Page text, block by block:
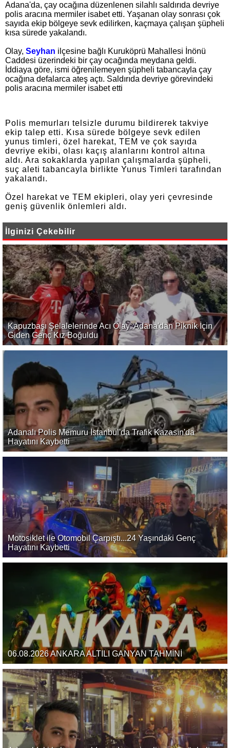
Adana'da, çay ocağına düzenlenen silahlı saldırıda devriye
polis aracına mermiler isabet etti. Yaşanan olay sonrası çok
sayıda ekip bölgeye sevk edilirken, kaçmaya çalışan şüpheli
kısa sürede yakalandı.
Olay, Seyhan ilçesine bağlı Kuruköprü Mahallesi İnönü
Caddesi üzerindeki bir çay ocağında meydana geldi.
İddiaya göre, ismi öğrenilemeyen şüpheli tabancayla çay
ocağına defalarca ateş açtı. Saldırıda devriye görevindeki
polis aracına mermiler isabet etti
Polis memurları telsizle durumu bildirerek takviye
ekip talep etti. Kısa sürede bölgeye sevk edilen
yunus timleri, özel harekat, TEM ve çok sayıda
devriye ekibi, olası kaçış alanlarını kontrol altına
aldı. Ara sokaklarda yapılan çalışmalarda şüpheli,
suç aleti tabancayla birlikte Yunus Timleri tarafından
yakalandı.
Özel harekat ve TEM ekipleri, olay yeri çevresinde
geniş güvenlik önlemleri aldı.
İlginizi Çekebilir
Kapuzbaşı Şelalelerinde Acı Olay: Adana'dan Piknik İçin
Giden Genç Kız Boğuldu
Adanalı Polis Memuru İstanbul'da Trafik Kazasın'da
Hayatını Kaybetti
Motosiklet ile Otomobil Çarpıştı...24 Yaşındaki Genç
Hayatını Kaybetti
06.08.2026 ANKARA ALTILI GANYAN TAHMİNİ